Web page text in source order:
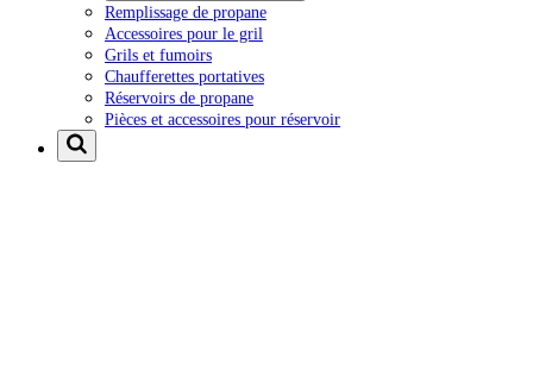
Remplissage de propane
Accessoires pour le gril
Grils et fumoirs
Chaufferettes portatives
Réservoirs de propane
Pièces et accessoires pour réservoir